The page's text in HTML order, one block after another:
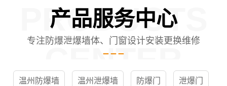
产品服务中心
PRODUCTS
CENTER
专注防爆泄爆墙体、门窗设计安装更换维修
温州防爆墙 温州泄爆墙 防爆门 泄爆门